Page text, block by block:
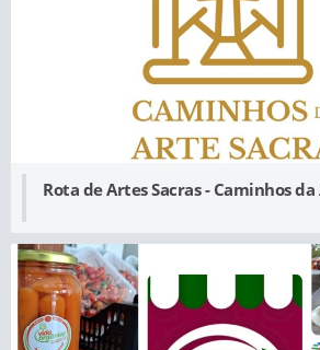
Rota de Artes Sacras - Caminhos